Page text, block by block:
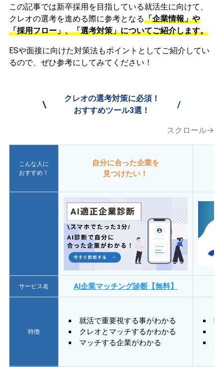
この記事では新卒採用を目指している就活生に向けて、
クレオの選考を進める際に参考となる「企業情報」や
「採用フロー」、「選考対策」についてご紹介します。
ESや面接に向けた対策法もポイントとしてご紹介してい
るので、ぜひ参考にしてみてください！
\
クレオの選考対策に必須！
おすすめツール3選！
/
スクロール→
こんな人に
おすすめ！
自分に合った企業を
見つけたい！
サービス名 AI企業マッチング診断【無料】
特徴
就活で重要視する事がわかる
クレオとマッチするかわかる
マッチする企業がわかる
質